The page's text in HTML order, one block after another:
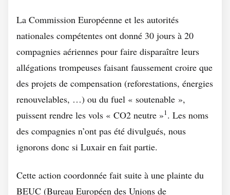
La Commission Européenne et les autorités
nationales compétentes ont donné 30 jours à 20
compagnies aériennes pour faire disparaître leurs
allégations trompeuses faisant faussement croire que
des projets de compensation (reforestations, énergies
renouvelables, …) ou du fuel « soutenable »,
puissent rendre les vols « CO2 neutre »1. Les noms
des compagnies n’ont pas été divulgués, nous
ignorons donc si Luxair en fait partie.
Cette action coordonnée fait suite à une plainte du
BEUC (Bureau Européen des Unions de